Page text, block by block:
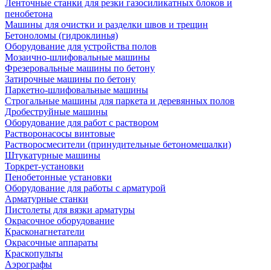
Ленточные станки для резки газосиликатных блоков и
пенобетона
Машины для очистки и разделки швов и трещин
Бетоноломы (гидроклинья)
Оборудование для устройства полов
Мозаично-шлифовальные машины
Фрезеровальные машины по бетону
Затирочные машины по бетону
Паркетно-шлифовальные машины
Строгальные машины для паркета и деревянных полов
Дробеструйные машины
Оборудование для работ с раствором
Растворонасосы винтовые
Растворосмесители (принудительные бетономешалки)
Штукатурные машины
Торкрет-установки
Пенобетонные установки
Оборудование для работы с арматурой
Арматурные станки
Пистолеты для вязки арматуры
Окрасочное оборудование
Красконагнетатели
Окрасочные аппараты
Краскопульты
Аэрографы